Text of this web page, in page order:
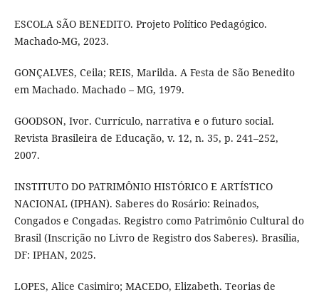
ESCOLA SÃO BENEDITO. Projeto Político Pedagógico.
Machado-MG, 2023.
GONÇALVES, Ceila; REIS, Marilda. A Festa de São Benedito
em Machado. Machado – MG, 1979.
GOODSON, Ivor. Currículo, narrativa e o futuro social.
Revista Brasileira de Educação, v. 12, n. 35, p. 241–252,
2007.
INSTITUTO DO PATRIMÔNIO HISTÓRICO E ARTÍSTICO
NACIONAL (IPHAN). Saberes do Rosário: Reinados,
Congados e Congadas. Registro como Patrimônio Cultural do
Brasil (Inscrição no Livro de Registro dos Saberes). Brasília,
DF: IPHAN, 2025.
LOPES, Alice Casimiro; MACEDO, Elizabeth. Teorias de